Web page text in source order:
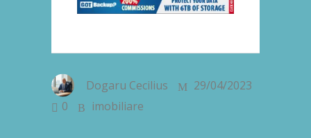
Dogaru Cecilius
29/04/2023
0
imobiliare